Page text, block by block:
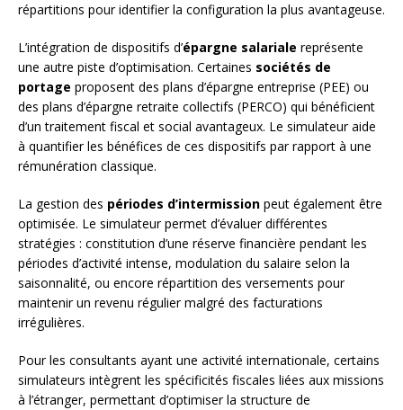
répartitions pour identifier la configuration la plus avantageuse.
L’intégration de dispositifs d’épargne salariale représente
une autre piste d’optimisation. Certaines sociétés de
portage proposent des plans d’épargne entreprise (PEE) ou
des plans d’épargne retraite collectifs (PERCO) qui bénéficient
d’un traitement fiscal et social avantageux. Le simulateur aide
à quantifier les bénéfices de ces dispositifs par rapport à une
rémunération classique.
La gestion des périodes d’intermission peut également être
optimisée. Le simulateur permet d’évaluer différentes
stratégies : constitution d’une réserve financière pendant les
périodes d’activité intense, modulation du salaire selon la
saisonnalité, ou encore répartition des versements pour
maintenir un revenu régulier malgré des facturations
irrégulières.
Pour les consultants ayant une activité internationale, certains
simulateurs intègrent les spécificités fiscales liées aux missions
à l’étranger, permettant d’optimiser la structure de